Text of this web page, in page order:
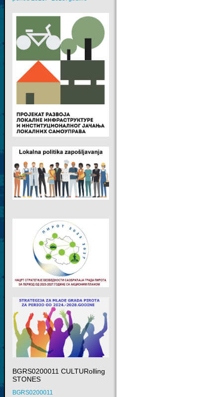
BGRS0200011 CULTURolling
STONES
BGRS0200011